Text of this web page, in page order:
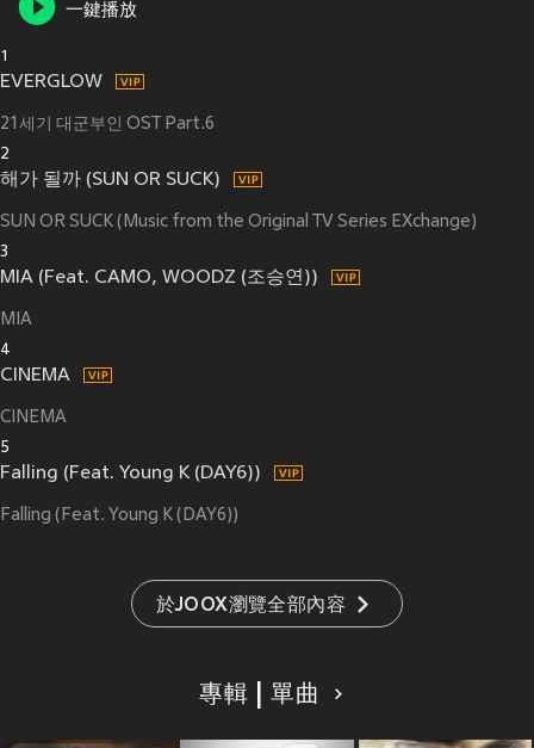
一鍵播放
1
EVERGLOW
21세기 대군부인 OST Part.6
2
해가 될까 (SUN OR SUCK)
SUN OR SUCK (Music from the Original TV Series EXchange)
3
MIA (Feat. CAMO, WOODZ (조승연))
MIA
4
CINEMA
CINEMA
5
Falling (Feat. Young K (DAY6))
Falling (Feat. Young K (DAY6))
於JOOX瀏覽全部內容
專輯 | 單曲